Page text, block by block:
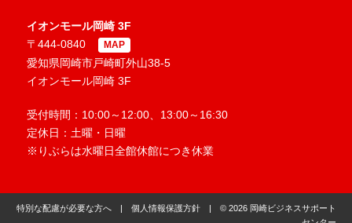
イオンモール岡崎 3F
〒444-0840
MAP
愛知県岡崎市戸崎町外山38-5
イオンモール岡崎 3F
受付時間：10:00～12:00、13:00～16:30
定休日：土曜・日曜
※りぶらは水曜日全館休館につき休業
特別な配慮が必要な方へ | 個人情報保護方針 | © 2026 岡崎ビジネスサポート